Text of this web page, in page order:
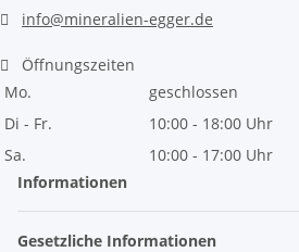
info@mineralien-egger.de
Öffnungszeiten
Mo.
geschlossen
Di - Fr.
10:00 - 18:00 Uhr
Sa.
10:00 - 17:00 Uhr
Informationen
Gesetzliche Informationen